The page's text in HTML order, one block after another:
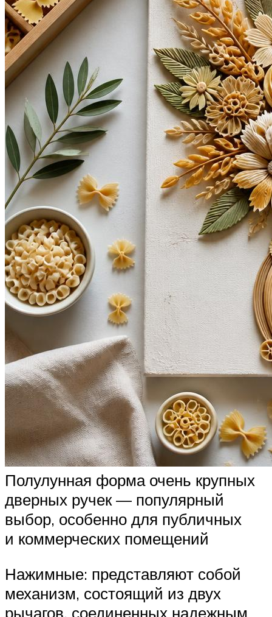
Полулунная форма очень крупных
дверных ручек — популярный
выбор, особенно для публичных
и коммерческих помещений
Нажимные: представляют собой
механизм, состоящий из двух
рычагов, соединенных надежным